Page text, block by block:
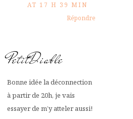
AT 17 H 39 MIN
Répondre
PetitDiable
Bonne idée la déconnection
à partir de 20h, je vais
essayer de m’y atteler aussi!